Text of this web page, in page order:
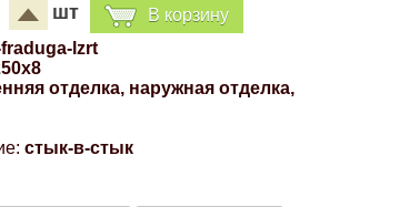
шт
В корзину
lzrt
отделка, наружная отделка,
стык-в-стык